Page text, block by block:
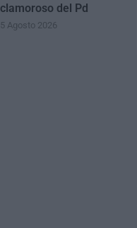
clamoroso del Pd
5 Agosto 2026